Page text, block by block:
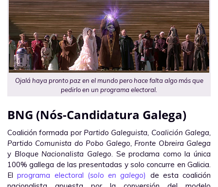
Ojalá haya pronto paz en el mundo pero hace falta algo más que
pedirlo en un programa electoral.
BNG (Nós-Candidatura Galega)
Coalición formada por Partido Galeguista, Coalición Galega,
Partido Comunista do Pobo Galego, Fronte Obreira Galega
y Bloque Nacionalista Galego. Se proclama como la única
100% gallega de las presentadas y solo concurre en Galicia.
Elprograma electoral (solo en galego) de esta coalición